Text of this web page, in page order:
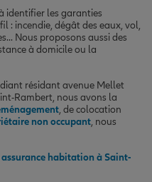
identifier les garanties
: incendie, dégât des eaux, vol,
Nous proposons aussi des
à domicile ou la
résidant avenue Mellet
Rambert, nous avons la
, de colocation
non occupant, nous
habitation à Saint-